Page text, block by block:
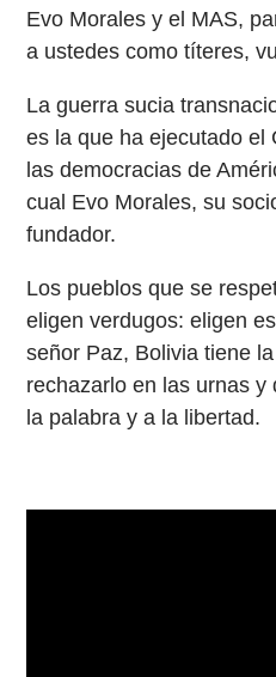
Evo Morales y el MAS,
a ustedes como títeres,
La guerra sucia
es la que ha ejecutado el
las democracias de
cual Evo Morales, su
fundador.
Los pueblos que se
eligen verdugos: eligen
señor Paz, Bolivia tiene
rechazarlo en las urnas y
la palabra y a la libertad.